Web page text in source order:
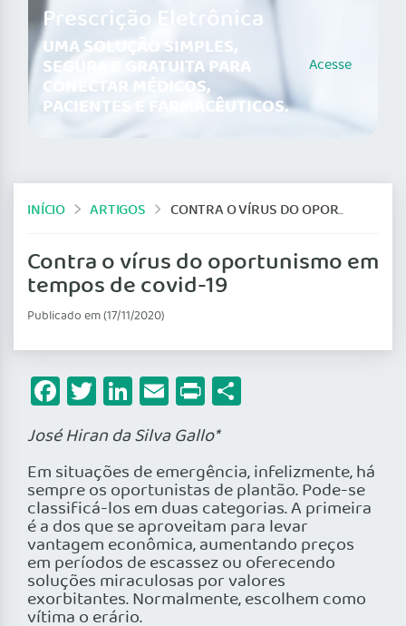
Prescrição Eletrônica
UMA SOLUÇÃO SIMPLES,
SEGURA E GRATUITA PARA
CONECTAR MÉDICOS,
PACIENTES E FARMACÊUTICOS.
Acesse
INÍCIO ARTIGOS CONTRA O VÍRUS DO OPORTUNISMO EM TEMPOS DE COVID-19
Contra o vírus do oportunismo em
tempos de covid-19
Publicado em (17/11/2020)
Facebook
Twitter
LinkedIn
Email
Print
José Hiran da Silva Gallo*
Em situações de emergência, infelizmente, há
sempre os oportunistas de plantão. Pode-se
classificá-los em duas categorias. A primeira
é a dos que se aproveitam para levar
vantagem econômica, aumentando preços
em períodos de escassez ou oferecendo
soluções miraculosas por valores
exorbitantes. Normalmente, escolhem como
vítima o erário.